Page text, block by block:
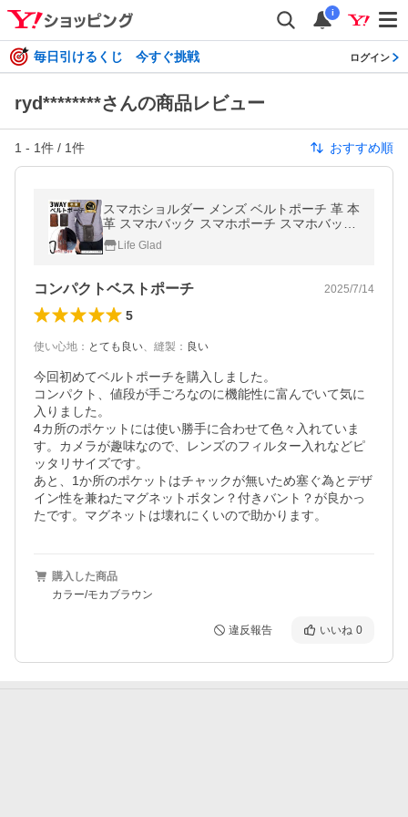
i
毎日引けるくじ 今すぐ挑戦 ログイン
ryd********さんの商品レビュー
1 - 1件 / 1件 おすすめ順
スマホショルダー メンズ ベルトポーチ 革 本
革 スマホバック スマホポーチ スマホバッグ
ウエストポーチ ミニショルダー
Life Glad
コンパクトベストポーチ 2025/7/14
5
使い心地 ： とても良い、 縫製 ： 良い
今回初めてベルトポーチを購入しました。
コンパクト、値段が手ごろなのに機能性に富んでいて気に
入りました。
4カ所のポケットには使い勝手に合わせて色々入れていま
す。カメラが趣味なので、レンズのフィルター入れなどピ
ッタリサイズです。
あと、1か所のポケットはチャックが無いため塞ぐ為とデザ
イン性を兼ねたマグネットボタン？付きバント？が良かっ
購入した商品
カラー/モカブラウン
違反報告 いいね 0